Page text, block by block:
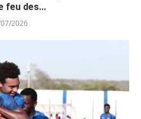
feu des...
2026